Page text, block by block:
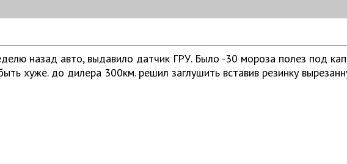
назад авто, выдавило датчик ГРУ. Было -30 мороза полез под
хуже. до дилера 300км. решил заглушить вставив резинку